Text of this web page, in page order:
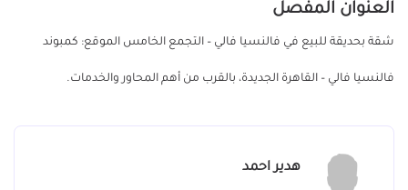
العنوان المفصل
شقة بحديقة للبيع في فالنسيا فالي – التجمع الخامس الموقع: كمبوند
فالنسيا فالي – القاهرة الجديدة، بالقرب من أهم المحاور والخدمات.
هدير احمد